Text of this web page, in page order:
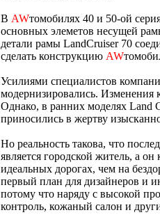
В AWтомобилях 40 и 50-ой
основных элеметов несущей
детали рамы LandCruiser 70
сделать конструкцию AW
Усилиями специалистов
модернизировались. Изменения
Однако, в ранних моделях Land
приносились в жертву
Но реальность такова, что
является городской житель, а
идеальных дорогах, чем на
первый план для дизайнеров и
потому что наряду с высокой
контроль, кожаный салон и